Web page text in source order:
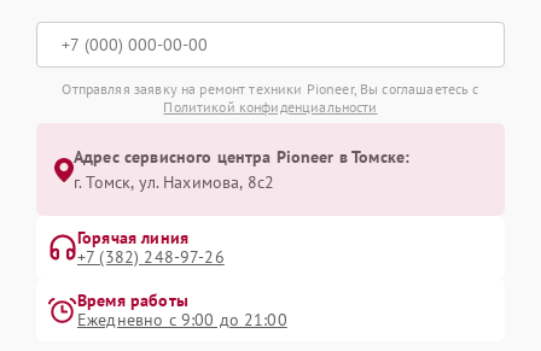
Отправляя заявку на ремонт техники Pioneer, Вы соглашаетесь с
Политикой конфиденциальности
Адрес сервисного центра Pioneer в Томске:
г. Томск, ул. Нахимова, 8с2
Горячая линия
+7 (382) 248-97-26
Время работы
Ежедневно с 9:00 до 21:00